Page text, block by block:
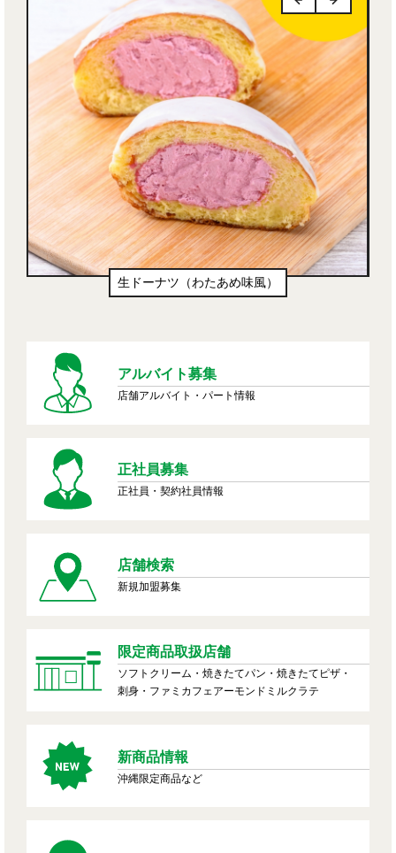
生ドーナツ（わたあめ味風）
アルバイト募集
店舗アルバイト・パート情報
正社員募集
正社員・契約社員情報
店舗検索
新規加盟募集
限定商品取扱店舗
ソフトクリーム・焼きたてパン・焼きたてピザ・
刺身・ファミカフェアーモンドミルクラテ
新商品情報
沖縄限定商品など